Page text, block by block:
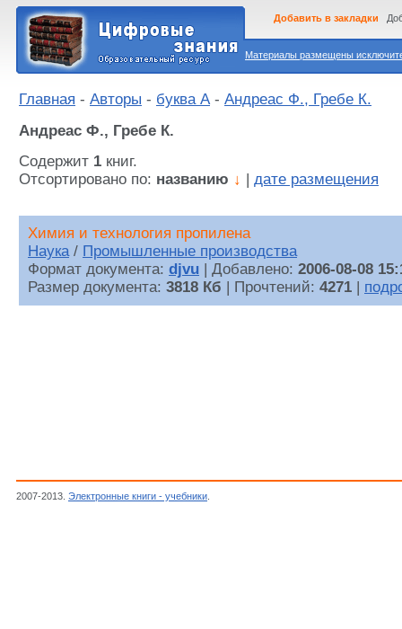
Материалы размещены
Добавить в закладки
Главная - Авторы - буква А- Андреас Ф., Гребе К.
Андреас Ф., Гребе К.
Содержит 1 книг.
Отсортировано по: названию ↓ дате размещения
Химия и технология пропилена
Наука/ Промышленные производства
Формат документа: djvu | Добавлено: 2006-08-08
Размер документа: 3818 Кб | Прочтений: 4271
2007-2013. Электронные книги - учебники